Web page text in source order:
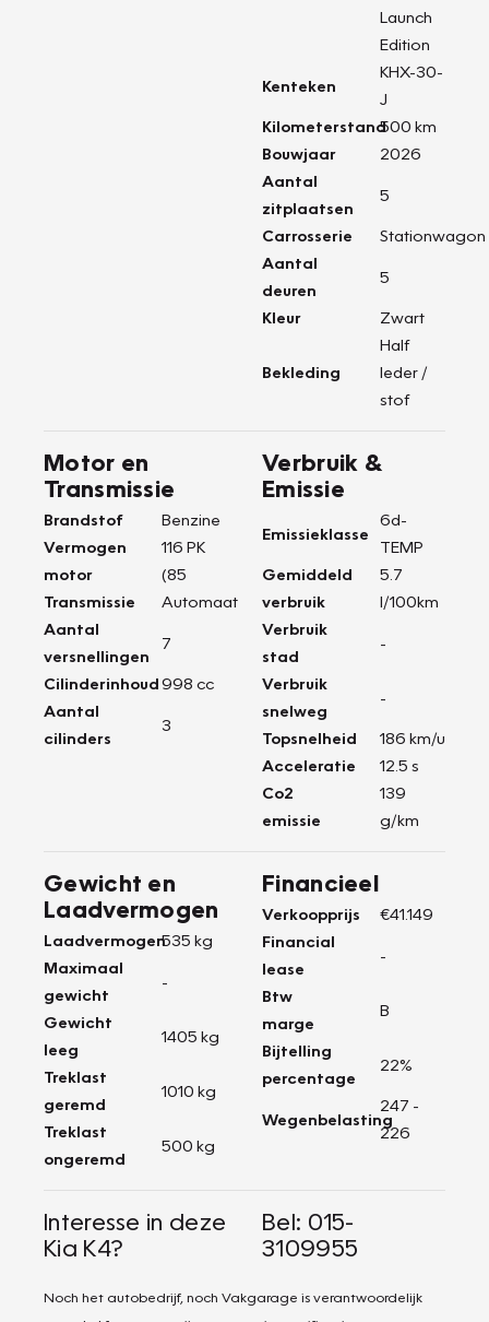
Launch
Edition
Kenteken
KHX-30-
J
Kilometerstand500 km
Bouwjaar
2026
Aantal
zitplaatsen
5
Carrosserie
Stationwagon
Aantal
deuren
5
Kleur Zwart
Bekleding
Half
leder /
stof
Motor en
Transmissie
Brandstof
Benzine
Vermogen
motor
116 PK
(85
Transmissie
Automaat
Aantal
versnellingen
7
Cilinderinhoud998 cc
Aantal
cilinders
3
Verbruik &
Emissie
Emissieklasse
6d-
TEMP
Gemiddeld
verbruik
5.7
l/100km
Verbruik
stad
-
Verbruik
snelweg
-
Topsnelheid
186 km/u
Acceleratie
12.5 s
Co2
emissie
139
g/km
Gewicht en
Laadvermogen
Laadvermogen535 kg
Maximaal
gewicht
-
Gewicht
leeg
1405 kg
Treklast
geremd
1010 kg
Treklast
ongeremd
500 kg
Financieel
Verkoopprijs
€41.149
Financial
lease
-
Btw
marge
B
Bijtelling
percentage
22%
Wegenbelasting
247 -
226
Interesse in deze
Kia K4?
Bel: 015-
3109955
Noch het autobedrijf, noch Vakgarage is verantwoordelijk